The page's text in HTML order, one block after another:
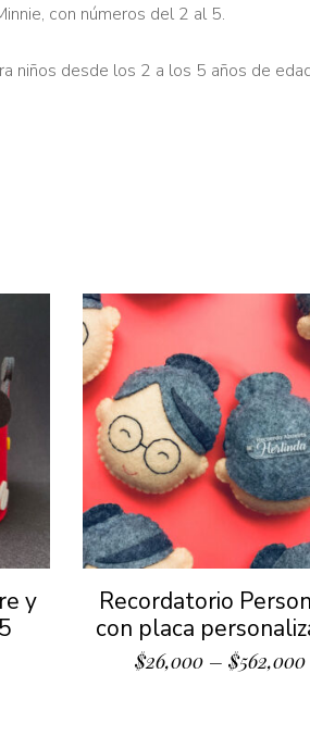
con números del 2 al 5.
niños desde los 2 a los 5 años de
y
Recordatorio
con placa
$26,000– $562,000